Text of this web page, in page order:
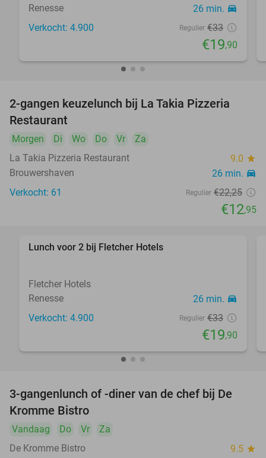
Renesse
26 min. directions_car
Verkocht: 4.900 Regulier €33
€19,90
2-gangen keuzelunch bij La Takia Pizzeria
Restaurant
Morgen Di Wo Do Vr
Za
La Takia Pizzeria Restaurant
9.0 star
Brouwershaven 26 min. directions_car
Verkocht: 61 Regulier €22,25
€12,95
Lunch voor 2 bij Fletcher Hotels
Fletcher Hotels
Renesse
26 min. directions_car
Verkocht: 4.900 Regulier €33
€19,90
20%
3-gangenlunch of -diner van de chef bij De
Kromme Bistro
Vandaag Do Vr
Za
De Kromme Bistro
9.5 star